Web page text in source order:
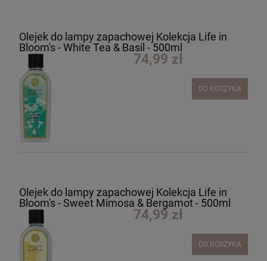
Olejek do lampy zapachowej Kolekcja Life in
Bloom's - White Tea & Basil - 500ml
74,99 zł
DO KOSZYKA
Olejek do lampy zapachowej Kolekcja Life in
Bloom's - Sweet Mimosa & Bergamot - 500ml
74,99 zł
DO KOSZYKA